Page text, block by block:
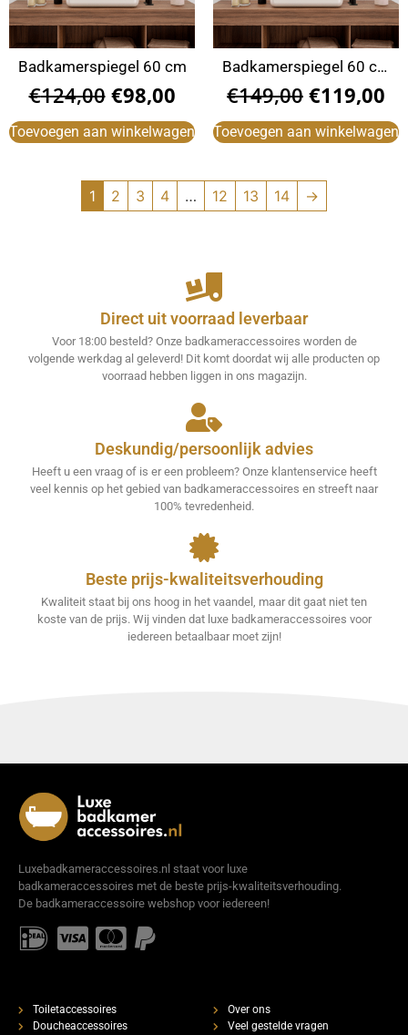
Badkamerspiegel 60 cm
€124,00 €98,00
Toevoegen aan winkelwagen
Badkamerspiegel 60 cm
zwart
€149,00 €119,00
Toevoegen aan winkelwagen
1 2 3 4 … 12 13 14 →
Direct uit voorraad leverbaar
Voor 18:00 besteld? Onze badkameraccessoires worden de
volgende werkdag al geleverd! Dit komt doordat wij alle producten op
voorraad hebben liggen in ons magazijn.
Deskundig/persoonlijk advies
Heeft u een vraag of is er een probleem? Onze klantenservice heeft
veel kennis op het gebied van badkameraccessoires en streeft naar
100% tevredenheid.
Beste prijs-kwaliteitsverhouding
Kwaliteit staat bij ons hoog in het vaandel, maar dit gaat niet ten
koste van de prijs. Wij vinden dat luxe badkameraccessoires voor
iedereen betaalbaar moet zijn!
Luxebadkameraccessoires.nl staat voor luxe
badkameraccessoires met de beste prijs-kwaliteitsverhouding.
De badkameraccessoire webshop voor iedereen!
Toiletaccessoires
Doucheaccessoires
Over ons
Veel gestelde vragen